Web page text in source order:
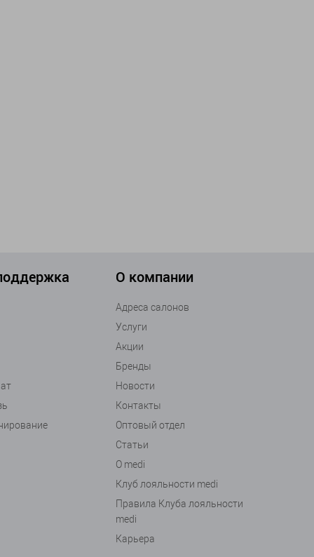
О компании
Адреса салонов
Услуги
Акции
Бренды
Новости
Контакты
Оптовый отдел
Статьи
О medi
Клуб лояльности medi
Правила Клуба лояльности
medi
Карьера